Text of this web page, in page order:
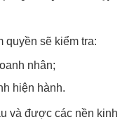
quyền sẽ kiểm tra:
nhân;
hiện hành.
và được các nền kinh